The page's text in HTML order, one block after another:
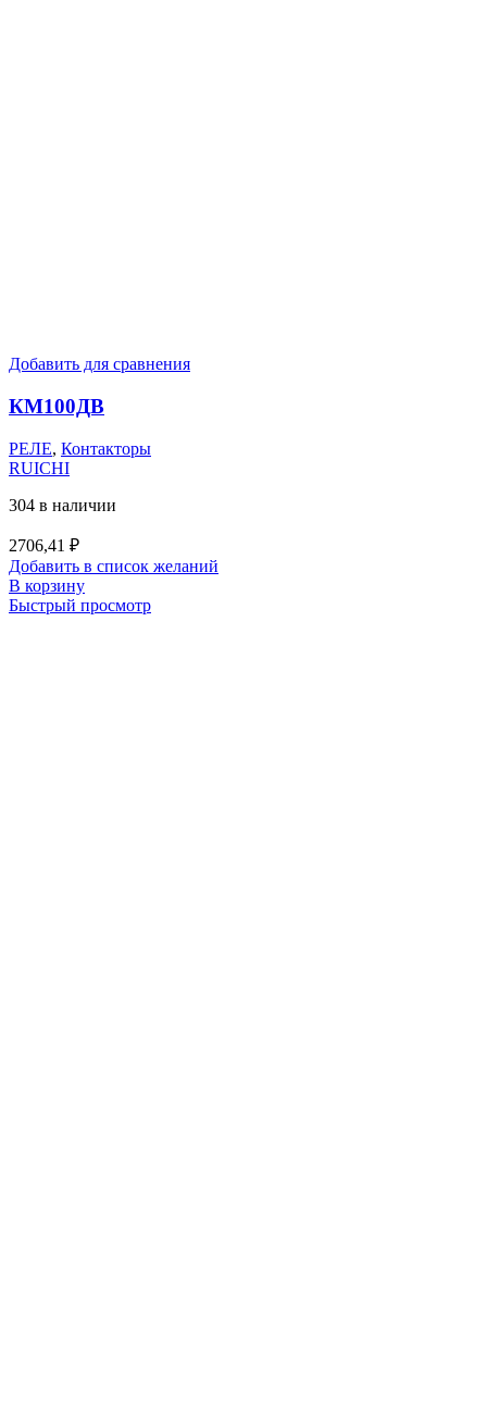
Добавить для сравнения
КМ100ДВ
РЕЛЕ, Контакторы
RUICHI
304 в наличии
2706,41 ₽
Добавить в список желаний
В корзину
Быстрый просмотр